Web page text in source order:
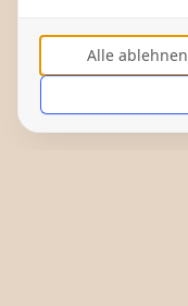
Alle ablehnen